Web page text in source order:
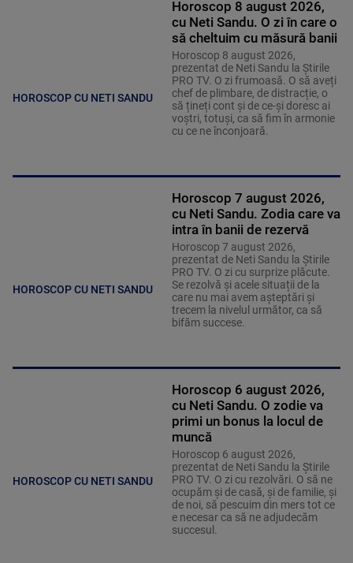
HOROSCOP CU NETI SANDU
Horoscop 8 august 2026,
cu Neti Sandu. O zi în care o
să cheltuim cu măsură banii
Horoscop 8 august 2026,
prezentat de Neti Sandu la Știrile
PRO TV. O zi frumoasă. O să aveți
chef de plimbare, de distracție, o
să țineți cont și de ce-și doresc ai
voștri, totuși, ca să fim în armonie
cu ce ne înconjoară.
HOROSCOP CU NETI SANDU
Horoscop 7 august 2026,
cu Neti Sandu. Zodia care va
intra în banii de rezervă
Horoscop 7 august 2026,
prezentat de Neti Sandu la Știrile
PRO TV. O zi cu surprize plăcute.
Se rezolvă și acele situații de la
care nu mai avem așteptări și
trecem la nivelul următor, ca să
bifăm succese.
HOROSCOP CU NETI SANDU
Horoscop 6 august 2026,
cu Neti Sandu. O zodie va
primi un bonus la locul de
muncă
Horoscop 6 august 2026,
prezentat de Neti Sandu la Știrile
PRO TV. O zi cu rezolvări. O să ne
ocupăm și de casă, și de familie, și
de noi, să pescuim din mers tot ce
e necesar ca să ne adjudecăm
succesul.